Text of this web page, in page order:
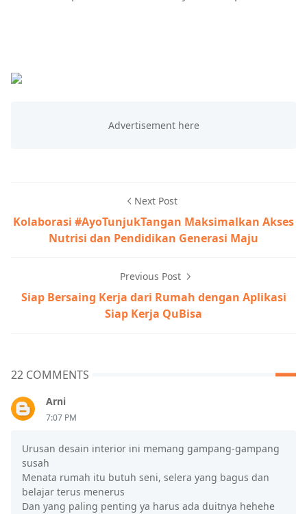
Next Post
Kolaborasi #AyoTunjukTangan Maksimalkan Akses
Nutrisi dan Pendidikan Generasi Maju
Previous Post
Siap Bersaing Kerja dari Rumah dengan Aplikasi
Siap Kerja QuBisa
22 COMMENTS
Arni
7:07 PM
Urusan desain interior ini memang gampang-gampang
susah
Menata rumah itu butuh seni, selera yang bagus dan
belajar terus menerus
Dan yang paling penting ya harus ada duitnya hehehe